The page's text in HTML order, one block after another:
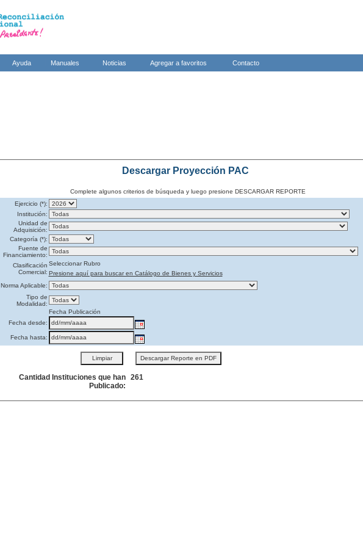
Ayuda Manuales Noticias Agregar a favoritos Contacto
Descargar Proyección PAC
Complete algunos criterios de búsqueda y luego presione DESCARGAR REPORTE
Ejercicio (*):
Institución:
Unidad de
Adquisición:
Categoría (*):
Fuente de
Financiamiento:
Clasificación
Comercial:
Seleccionar Rubro
Presione aquí para buscar en Catálogo de Bienes y Servicios
Norma Aplicable:
Tipo de
Modalidad:
Fecha Publicación
Fecha desde:
Fecha hasta:
Cantidad Instituciones que han
Publicado:
261